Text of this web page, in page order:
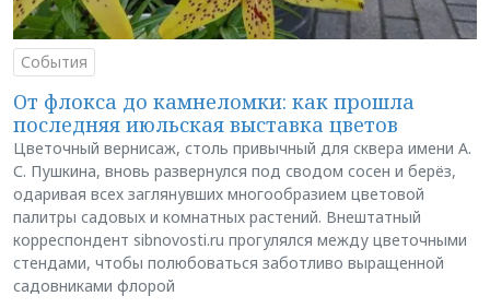
События
От флокса до камнеломки: как прошла
последняя июльская выставка цветов
Цветочный вернисаж, столь привычный для сквера имени А.
С. Пушкина, вновь развернулся под сводом сосен и берёз,
одаривая всех заглянувших многообразием цветовой
палитры садовых и комнатных растений. Внештатный
корреспондент sibnovosti.ru прогулялся между цветочными
стендами, чтобы полюбоваться заботливо выращенной
садовниками флорой